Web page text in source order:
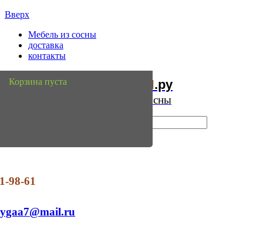
Вверх
Мебель из сосны
доставка
контакты
Мебель Сосны.ру
Интернет магазин мебели из сосны
98-61
Корзина пуста